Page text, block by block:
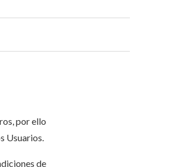
por ello
Usuarios.
de